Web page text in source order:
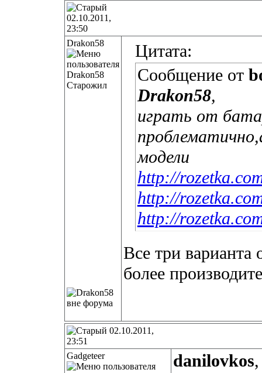
02.10.2011,
23:50
Drakon58
Старожил
Цитата:
Сообщение от
Drakon58,
играть от
модели
http://
http://
http://
Все три варианта
более
02.10.2011,
23:51
Gadgeteer
danilovkos,